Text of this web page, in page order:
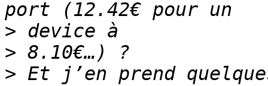
>
>
> Et j’en prend